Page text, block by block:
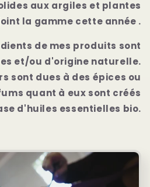
aux argiles et plantes
la gamme cette année .
de mes produits sont
et/ou d'origine naturelle.
sont dues à des épices ou
quant à eux sont créés
d'huiles essentielles bio.